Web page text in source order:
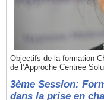
Objectifs de la formation
de l’Approche Centrée
3ème Session:
dans la prise en